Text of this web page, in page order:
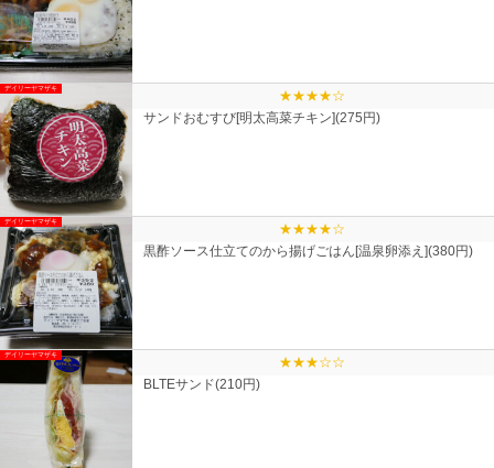
デイリーヤマザキ
★★★★☆
サンドおむすび[明太高菜チキン](275円)
デイリーヤマザキ
★★★★☆
黒酢ソース仕立てのから揚げごはん[温泉卵添え](380円)
デイリーヤマザキ
★★★☆☆
BLTEサンド(210円)